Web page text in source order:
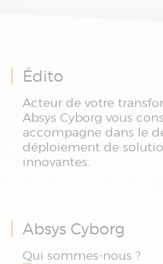
Édito
Acteur de votre
Absys Cyborg vous
accompagne dans le
déploiement de
innovantes.
Absys Cyborg
Qui sommes-nous ?